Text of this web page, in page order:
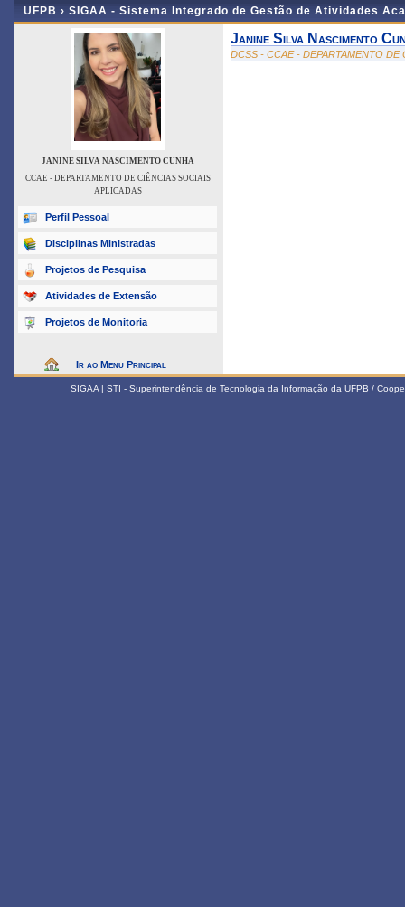
UFPB › SIGAA - Sistema Integrado de Gestão de Atividades
JANINE SILVA NASCIMENTO CUNHA
CCAE - DEPARTAMENTO DE CIÊNCIAS SOCIAIS
APLICADAS
Perfil Pessoal
Disciplinas Ministradas
Projetos de Pesquisa
Atividades de Extensão
Projetos de Monitoria
Ir ao Menu Principal
Janine Silva Nascimento
DCSS - CCAE - DEPARTAMENTO DE
SIGAA | STI - Superintendência de Tecnologia da Informação da UFPB /